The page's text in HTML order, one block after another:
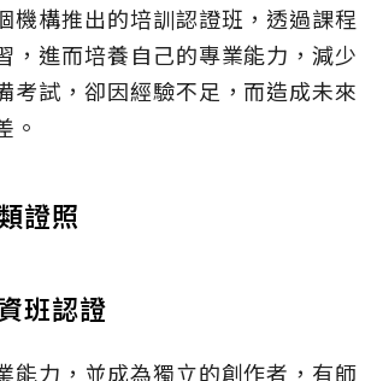
機構推出的培訓認證班，透過課程
，進而培養自己的專業能力，減少
考試，卻因經驗不足，而造成未來
。
證照
班認證
能力，並成為獨立的創作者，有師